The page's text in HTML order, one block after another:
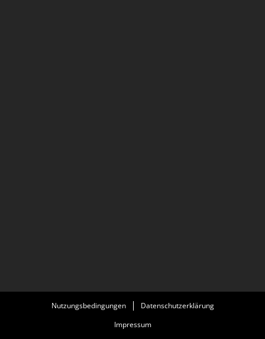
Nutzungsbedingungen
Datenschutzerklärung
Impressum